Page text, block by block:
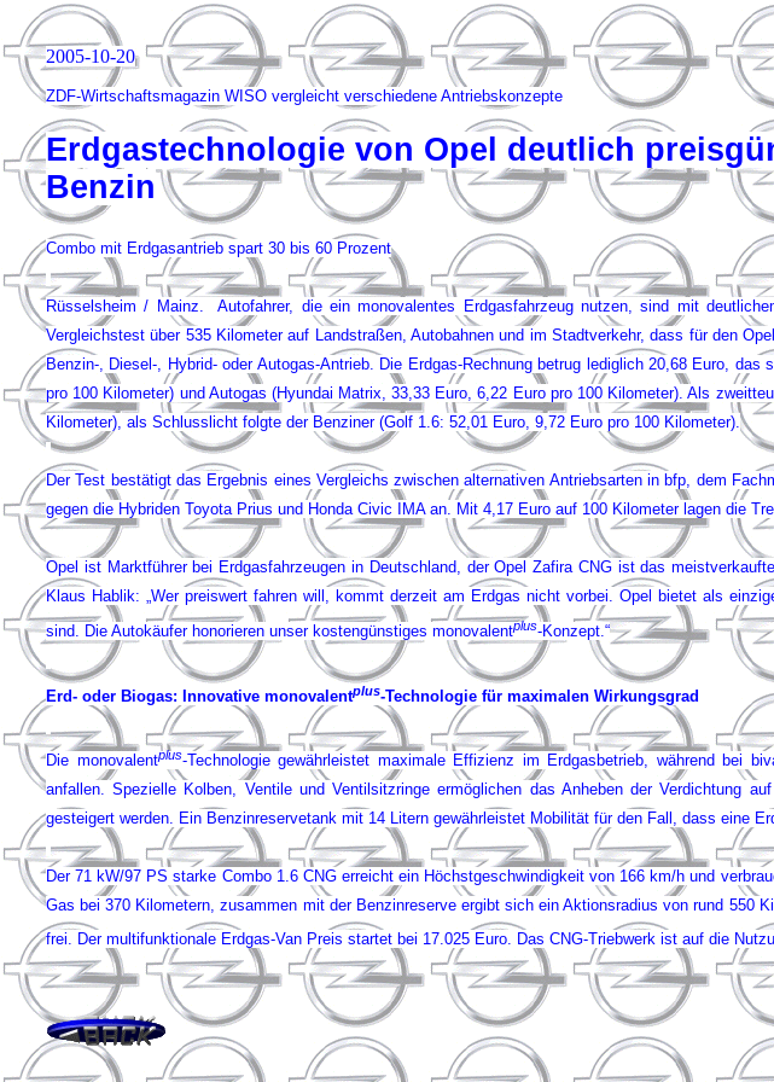
2005-10-20
ZDF-Wirtschaftsmagazin WISO vergleicht verschiedene Antriebskonzepte
Erdgastechnologie von Opel deutlich
Benzin
Combo mit Erdgasantrieb spart 30 bis 60 Prozent
Rüsselsheim / Mainz. Autofahrer, die ein monovalentes Erdgasfahrzeug nutzen, sind mit
Vergleichstest über 535 Kilometer auf Landstraßen, Autobahnen und im Stadtverkehr, dass für den
Benzin-, Diesel-, Hybrid- oder Autogas-Antrieb. Die Erdgas-Rechnung betrug lediglich 20,68 Euro,
pro 100 Kilometer) und Autogas (Hyundai Matrix, 33,33 Euro, 6,22 Euro pro 100 Kilometer). Als
Kilometer), als Schlusslicht folgte der Benziner (Golf 1.6: 52,01 Euro, 9,72 Euro pro 100 Kilometer).
Der Test bestätigt das Ergebnis eines Vergleichs zwischen alternativen Antriebsarten in bfp, dem
gegen die Hybriden Toyota Prius und Honda Civic IMA an. Mit 4,17 Euro auf 100 Kilometer lagen die
Opel ist Marktführer bei Erdgasfahrzeugen in Deutschland, der Opel Zafira CNG ist das
Klaus Hablik: „Wer preiswert fahren will, kommt derzeit am Erdgas nicht vorbei. Opel bietet als
sind. Die Autokäufer honorieren unser kostengünstiges monovalentplus-Konzept.“
Erd- oder Biogas: Innovative monovalentplus-Technologie für maximalen Wirkungsgrad
Die monovalentplus-Technologie gewährleistet maximale Effizienz im Erdgasbetrieb, während bei
anfallen. Spezielle Kolben, Ventile und Ventilsitzringe ermöglichen das Anheben der Verdichtung
gesteigert werden. Ein Benzinreservetank mit 14 Litern gewährleistet Mobilität für den Fall, dass eine
Der 71 kW/97 PS starke Combo 1.6 CNG erreicht ein Höchstgeschwindigkeit von 166 km/h und
Gas bei 370 Kilometern, zusammen mit der Benzinreserve ergibt sich ein Aktionsradius von rund 550
frei. Der multifunktionale Erdgas-Van Preis startet bei 17.025 Euro. Das CNG-Triebwerk ist auf die